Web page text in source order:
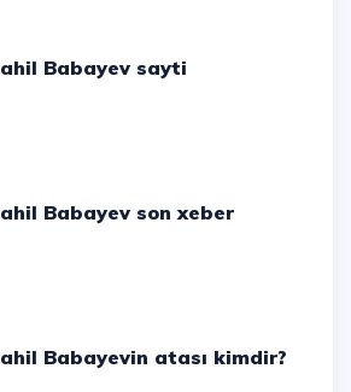
Sahil Babayev sayti
Sahil Babayev son xeber
Sahil Babayevin atası kimdir?